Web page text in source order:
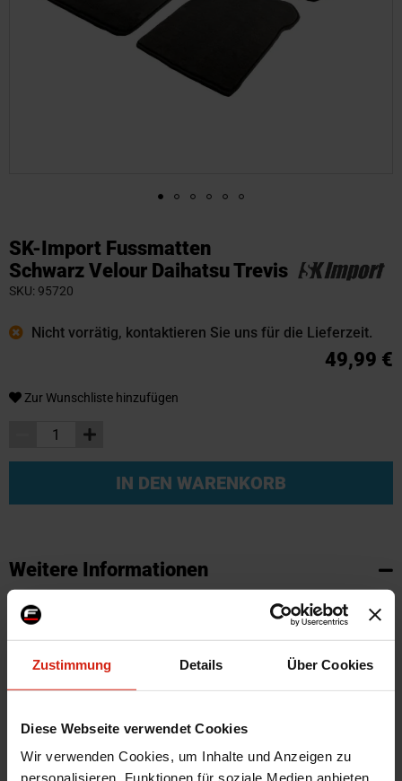
Zustimmung Details Über Cookies
Diese Webseite verwendet Cookies
Wir verwenden Cookies, um Inhalte und Anzeigen zu
personalisieren, Funktionen für soziale Medien anbieten
SK-Import Fussmatten
Schwarz Velour Daihatsu Trevis
SKU 95720
Nicht vorrätig, kontaktieren Sie uns für die Lieferzeit.
49,99 €
Zur Wunschliste hinzufügen
IN DEN WARENKORB
Anfang
der
Bildgalerie
Weitere Informationen
Weitere
Informationen
SKU
Zertifikat
Kein Gutachten oder ABE
Farbe
Schwarz
Automarkenname
Daihatsu